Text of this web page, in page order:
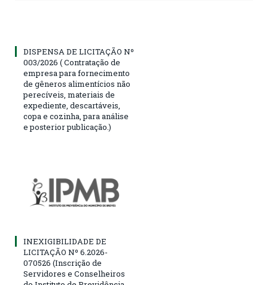
DISPENSA DE LICITAÇÃO Nº
003/2026 ( Contratação de
empresa para fornecimento
de gêneros alimentícios não
perecíveis, materiais de
expediente, descartáveis,
copa e cozinha, para análise
e posterior publicação.)
INEXIGIBILIDADE DE
LICITAÇÃO Nº 6.2026-
070526 (Inscrição de
Servidores e Conselheiros